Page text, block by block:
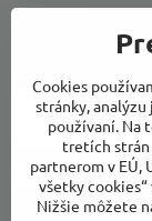
Chcem sa
Cookies
stránky,
používaní. Na
tretích strán
partnerom v EÚ,
všetky
Nižšie môžete